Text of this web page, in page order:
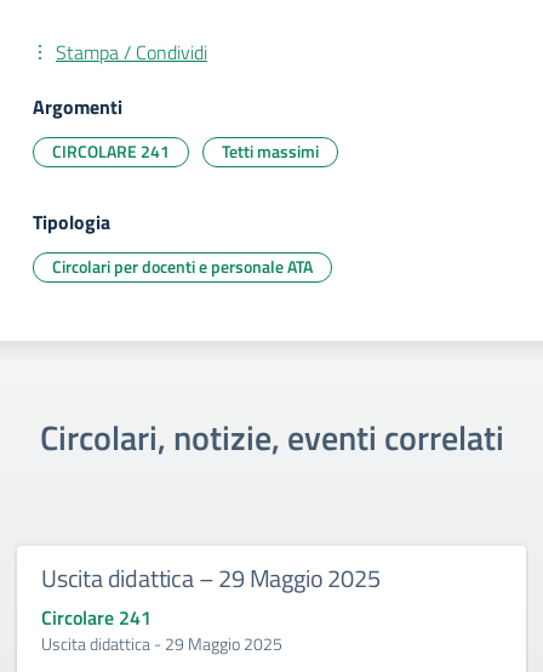
Stampa / Condividi
Argomenti
CIRCOLARE 241 Tetti massimi
Tipologia
Circolari per docenti e personale ATA
Circolari, notizie, eventi correlati
Uscita didattica – 29 Maggio 2025
Circolare 241
Uscita didattica - 29 Maggio 2025